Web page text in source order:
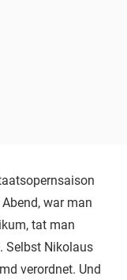
war man
tat man
Selbst Nikolaus
verordnet. Und